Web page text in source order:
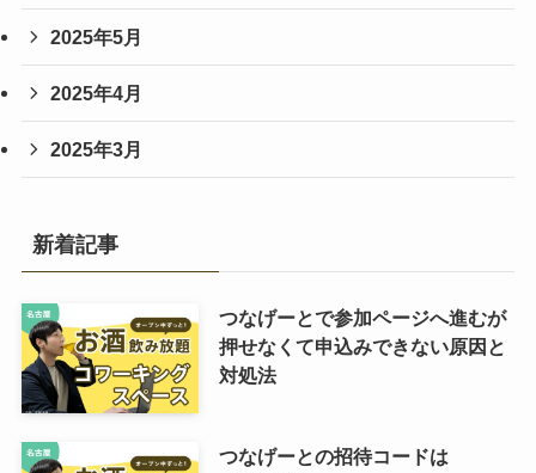
2025年5月
2025年4月
2025年3月
新着記事
つなげーとで参加ページへ進むが
押せなくて申込みできない原因と
対処法
つなげーとの招待コードは